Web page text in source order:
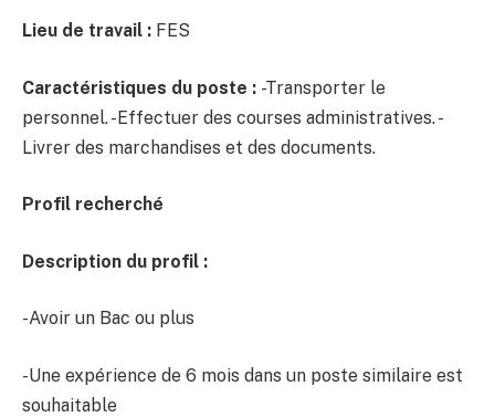
Lieu de travail : FES
Caractéristiques du poste : -Transporter le
personnel. -Effectuer des courses administratives. -
Livrer des marchandises et des documents.
Profil recherché
Description du profil :
-Avoir un Bac ou plus
-Une expérience de 6 mois dans un poste similaire est
souhaitable